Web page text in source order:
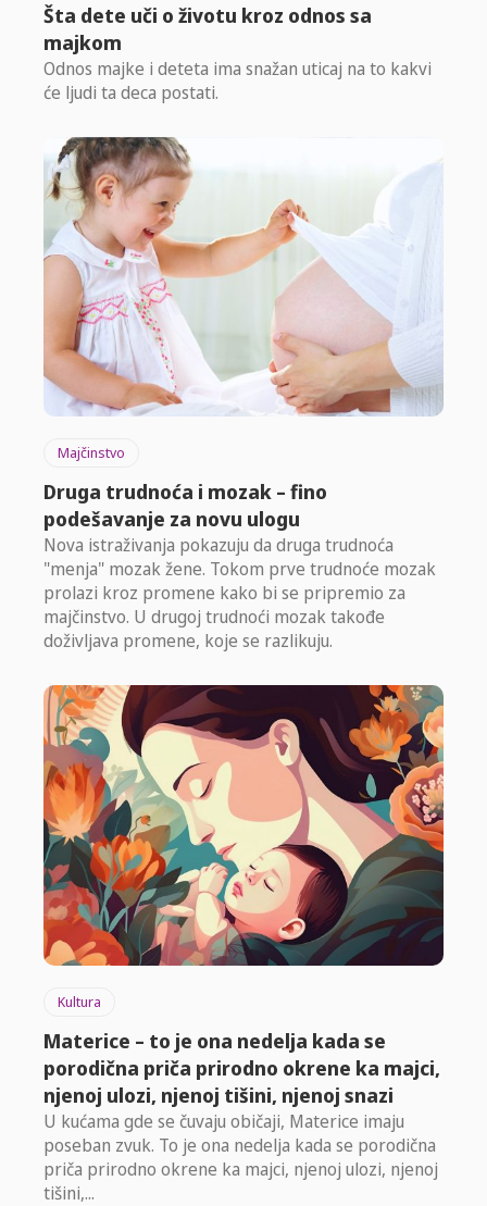
Šta dete uči o životu kroz odnos sa
majkom
Odnos majke i deteta ima snažan uticaj na to kakvi
će ljudi ta deca postati.
Majčinstvo
Druga trudnoća i mozak – fino
podešavanje za novu ulogu
Nova istraživanja pokazuju da druga trudnoća
"menja" mozak žene. Tokom prve trudnoće mozak
prolazi kroz promene kako bi se pripremio za
majčinstvo. U drugoj trudnoći mozak takođe
doživljava promene, koje se razlikuju.
Kultura
Materice – to je ona nedelja kada se
porodična priča prirodno okrene ka majci,
njenoj ulozi, njenoj tišini, njenoj snazi
U kućama gde se čuvaju običaji, Materice imaju
poseban zvuk. To je ona nedelja kada se porodična
priča prirodno okrene ka majci, njenoj ulozi, njenoj
tišini,...